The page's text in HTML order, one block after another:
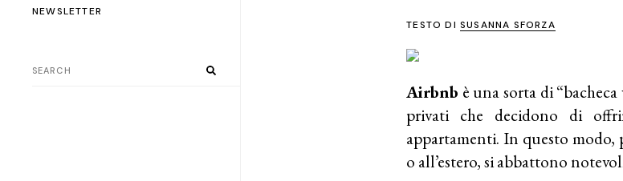
NEWSLETTER
TESTO DI SUSANNA SFORZA
Airbnb è una sorta di
privati che decidono di
appartamenti. In questo
o all’estero, si abbattono